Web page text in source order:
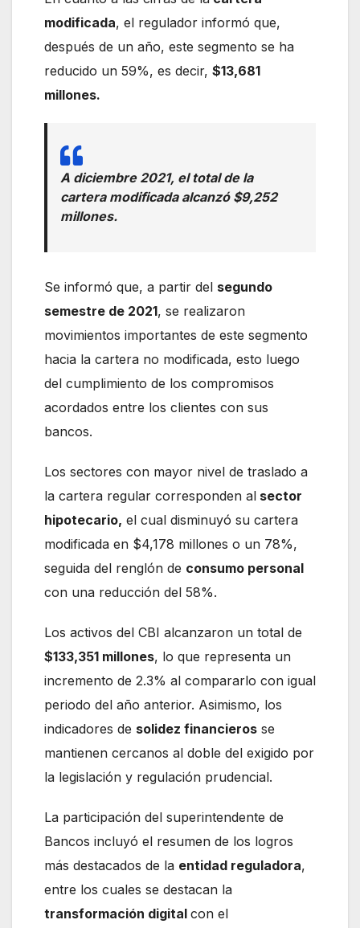
modificada, el regulador informó que,
después de un año, este segmento se ha
reducido un 59%, es decir, $13,681
millones.
A diciembre 2021, el total de la
cartera modificada alcanzó $9,252
millones.
Se informó que, a partir del segundo
semestre de 2021, se realizaron
movimientos importantes de este segmento
hacia la cartera no modificada, esto luego
del cumplimiento de los compromisos
acordados entre los clientes con sus
bancos.
Los sectores con mayor nivel de traslado a
la cartera regular corresponden al sector
hipotecario, el cual disminuyó su cartera
modificada en $4,178 millones o un 78%,
seguida del renglón de consumo personal
con una reducción del 58%.
Los activos del CBI alcanzaron un total de
$133,351 millones, lo que representa un
incremento de 2.3% al compararlo con igual
periodo del año anterior. Asimismo, los
indicadores de solidez financieros se
mantienen cercanos al doble del exigido por
la legislación y regulación prudencial.
La participación del superintendente de
Bancos incluyó el resumen de los logros
más destacados de la entidad reguladora,
entre los cuales se destacan la
transformación digital con el